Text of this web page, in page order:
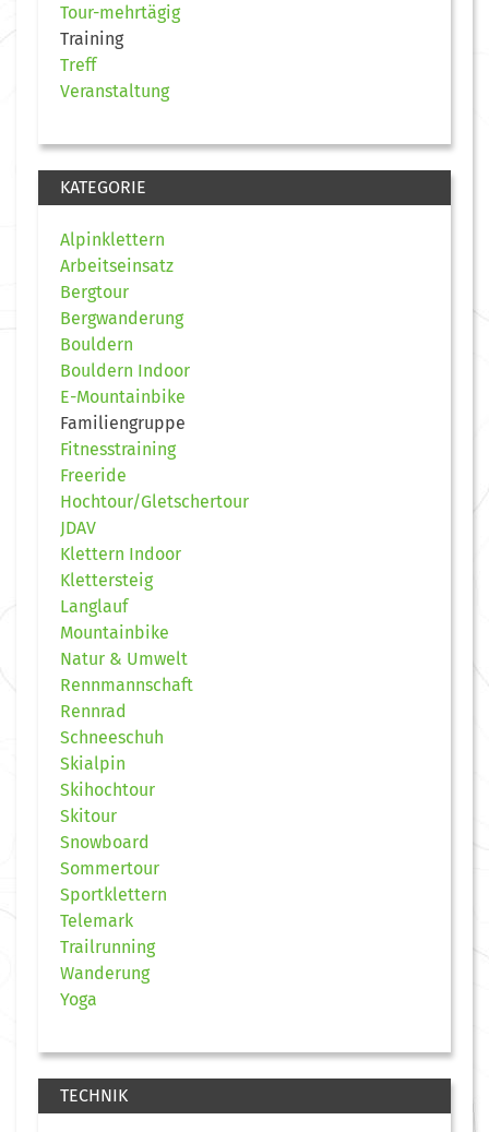
Tour-mehrtägig
Training
Treff
Veranstaltung
KATEGORIE
Alpinklettern
Arbeitseinsatz
Bergtour
Bergwanderung
Bouldern
Bouldern Indoor
E-Mountainbike
Familiengruppe
Fitnesstraining
Freeride
Hochtour/Gletschertour
JDAV
Klettern Indoor
Klettersteig
Langlauf
Mountainbike
Natur & Umwelt
Rennmannschaft
Rennrad
Schneeschuh
Skialpin
Skihochtour
Skitour
Snowboard
Sommertour
Sportklettern
Telemark
Trailrunning
Wanderung
Yoga
TECHNIK